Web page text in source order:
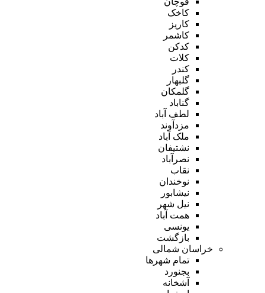
کاخک
کاریز
کاشمر
کدکن
کلات
کندر
گلبهار
گلمکان
گناباد
لطف آباد
مزدآوند
ملک آباد
نشتیفان
نصرآباد
نقاب
نوخندان
نیشابور
نیل شهر
همت آباد
یونسی
بازگشت
خراسان شمالی
تمام شهر‌ها
بجنورد
آشخانه